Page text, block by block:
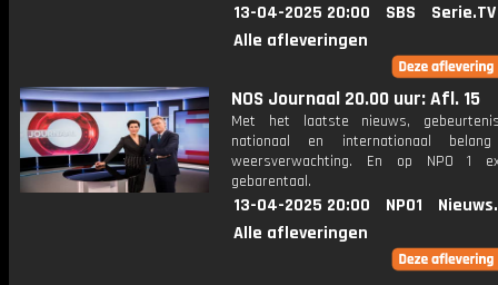
13-04-2025 20:00 SBS
Serie.TV
Alle afleveringen
NOS Journaal 20.00 uur: Afl. 15
Met het laatste nieuws,
nationaal en internationaal
weersverwachting. En op NPO 1
gebarentaal.
13-04-2025 20:00 NPO1
Alle afleveringen